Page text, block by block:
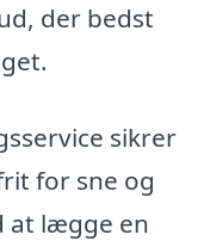
der bedst
sikrer
for sne og
at lægge en